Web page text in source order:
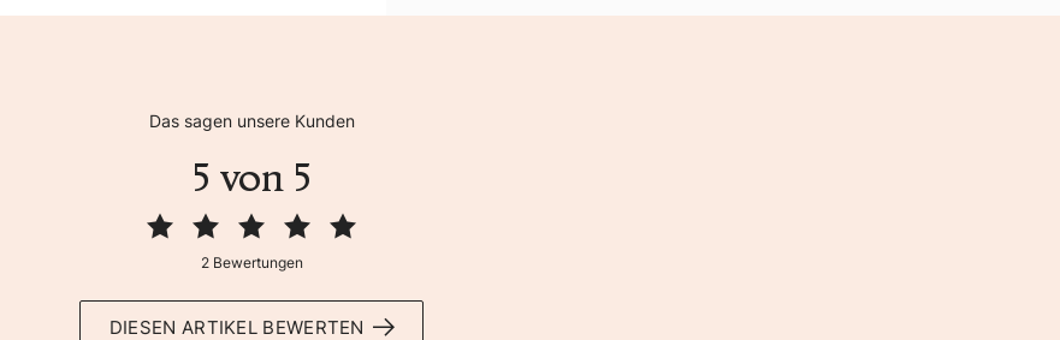
Das sagen unsere Kunden
5 von 5
2 Bewertungen
DIESEN ARTIKEL BEWERTEN